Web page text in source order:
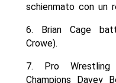
schienmato con un
6. Brian Cage
Crowe).
7. Pro
Champions Davey